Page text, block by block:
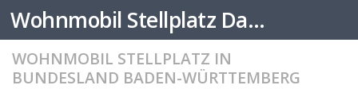
Zum Inhalt springen Wohnmobil Stellplatz Datenbank
WOHNMOBIL STELLPLATZ IN
BUNDESLAND BADEN-WÜRTTEMBERG